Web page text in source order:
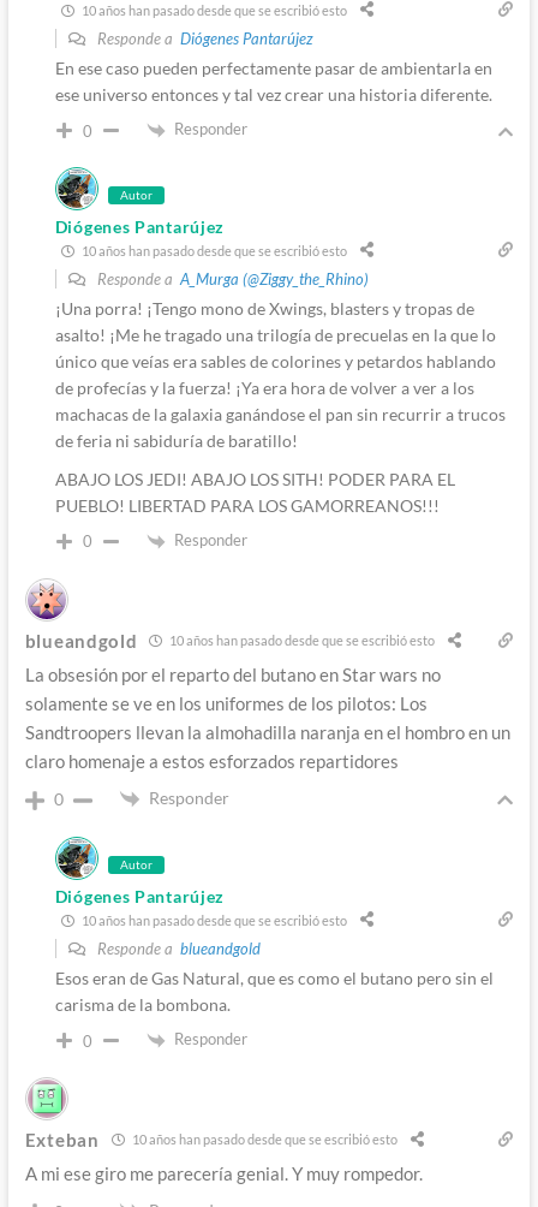
10 años han pasado desde que se escribió esto
Responde a Diógenes Pantarújez
En ese caso pueden perfectamente pasar de ambientarla en
ese universo entonces y tal vez crear una historia diferente.
0 Responder
Autor
Diógenes Pantarújez
10 años han pasado desde que se escribió esto
Responde a A_Murga (@Ziggy_the_Rhino)
¡Una porra! ¡Tengo mono de Xwings, blasters y tropas de
asalto! ¡Me he tragado una trilogía de precuelas en la que lo
único que veías era sables de colorines y petardos hablando
de profecías y la fuerza! ¡Ya era hora de volver a ver a los
machacas de la galaxia ganándose el pan sin recurrir a trucos
de feria ni sabiduría de baratillo!
ABAJO LOS JEDI! ABAJO LOS SITH! PODER PARA EL
PUEBLO! LIBERTAD PARA LOS GAMORREANOS!!!
0 Responder
blueandgold 10 años han pasado desde que se escribió esto
La obsesión por el reparto del butano en Star wars no
solamente se ve en los uniformes de los pilotos: Los
Sandtroopers llevan la almohadilla naranja en el hombro en un
claro homenaje a estos esforzados repartidores
0 Responder
Autor
Diógenes Pantarújez
10 años han pasado desde que se escribió esto
Responde a blueandgold
Esos eran de Gas Natural, que es como el butano pero sin el
carisma de la bombona.
0 Responder
Exteban 10 años han pasado desde que se escribió esto
A mi ese giro me parecería genial. Y muy rompedor.